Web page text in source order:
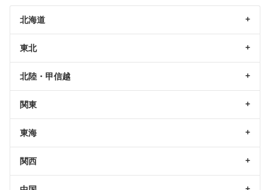
北海道
東北
北陸・甲信越
関東
東海
関西